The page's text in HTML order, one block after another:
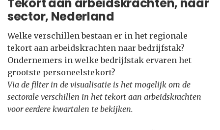
sector, Nederland
Welke verschillen bestaan er in het regionale
tekort aan arbeidskrachten naar bedrijfstak?
Ondernemers in welke bedrijfstak ervaren het
grootste personeelstekort?
Via de filter in de visualisatie is het mogelijk om de
sectorale verschillen in het tekort aan arbeidskrachten
voor eerdere kwartalen te bekijken.